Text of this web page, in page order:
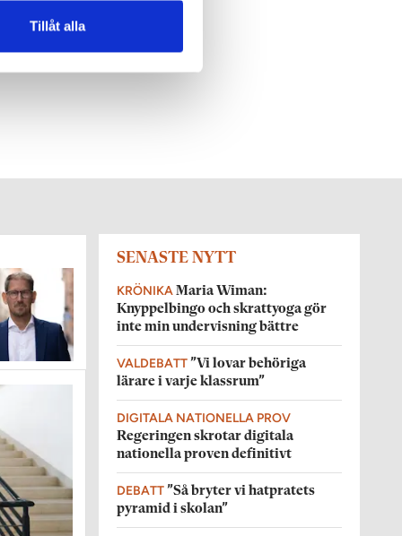
Tillåt alla
SENASTE NYTT
KRÖNIKA Maria Wiman:
Knyppelbingo och skrattyoga gör
inte min undervisning bättre
VALDEBATT ”Vi lovar behöriga
lärare i varje klassrum”
DIGITALA NATIONELLA PROV
Regeringen skrotar digitala
nationella proven definitivt
DEBATT ”Så bryter vi hatpratets
pyramid i skolan”